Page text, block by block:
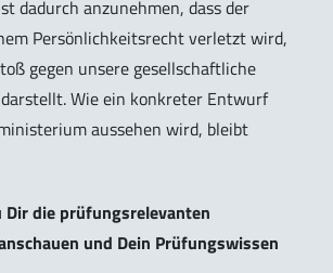
dadurch anzunehmen, dass der
Persönlichkeitsrecht verletzt wird,
gegen unsere gesellschaftliche
Wie ein konkreter Entwurf
aussehen wird, bleibt
Dir die prüfungsrelevanten
und Dein Prüfungswissen